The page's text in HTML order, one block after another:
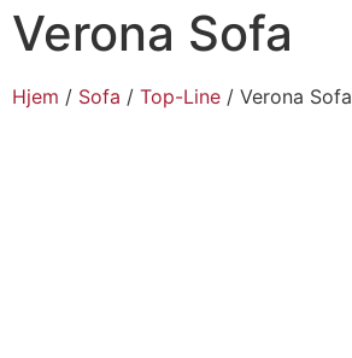
Verona Sofa
Hjem / Sofa / Top-Line / Verona Sofa